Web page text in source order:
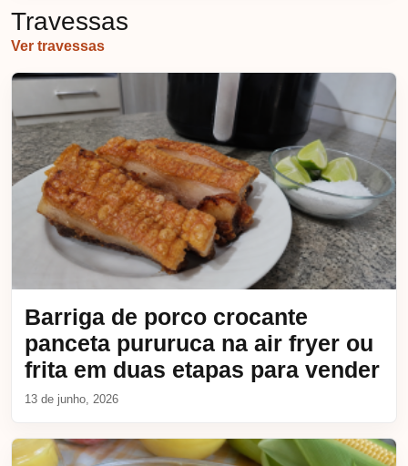
Travessas
Ver travessas
Barriga de porco crocante
panceta pururuca na air fryer ou
frita em duas etapas para vender
13 de junho, 2026